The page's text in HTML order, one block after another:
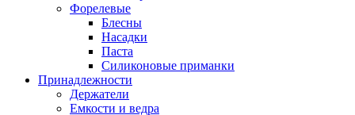
Форелевые
Блесны
Насадки
Паста
Силиконовые приманки
Принадлежности
Держатели
Емкости и ведра